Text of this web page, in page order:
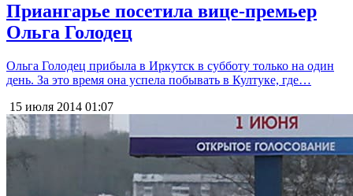
Приангарье посетила вице-премьер
Ольга Голодец
Ольга Голодец прибыла в Иркутск в субботу только на один
день. За это время она успела побывать в Култуке, где…
15 июля 2014 01:07